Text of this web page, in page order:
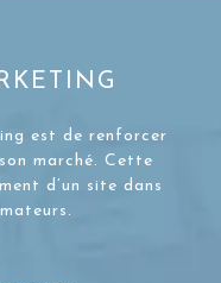
est de renforcer
marché. Cette
d’un site dans